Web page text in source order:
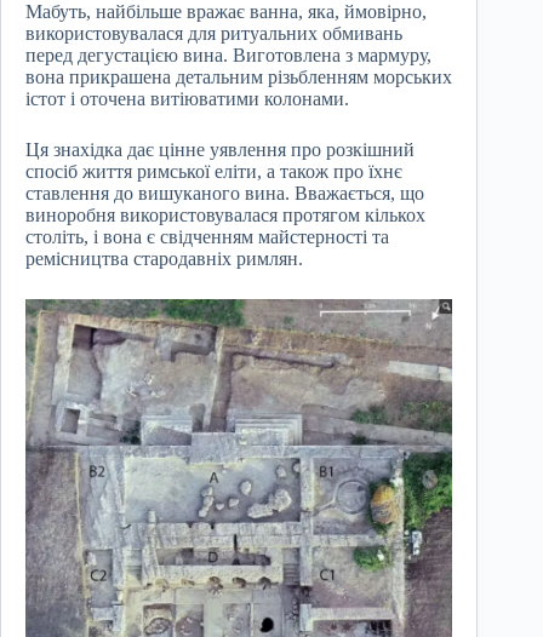
Мабуть, найбільше вражає ванна, яка, ймовірно,
використовувалася для ритуальних обмивань
перед дегустацією вина. Виготовлена з мармуру,
вона прикрашена детальним різьбленням морських
істот і оточена витіюватими колонами.
Ця знахідка дає цінне уявлення про розкішний
спосіб життя римської еліти, а також про їхнє
ставлення до вишуканого вина. Вважається, що
виноробня використовувалася протягом кількох
століть, і вона є свідченням майстерності та
ремісництва стародавніх римлян.